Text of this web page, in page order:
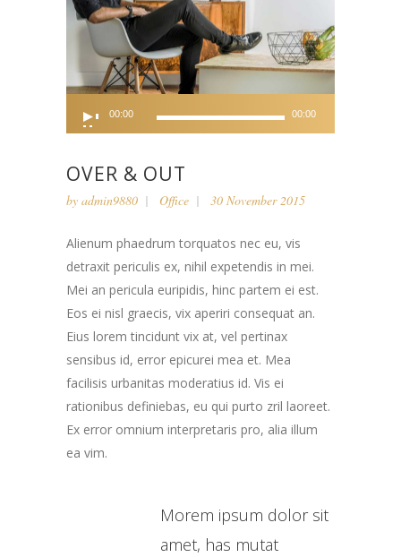
Player
00:00 00:00
OVER & OUT
by admin9880 Office 30 November 2015
Alienum phaedrum torquatos nec eu, vis
detraxit periculis ex, nihil expetendis in mei.
Mei an pericula euripidis, hinc partem ei est.
Eos ei nisl graecis, vix aperiri consequat an.
Eius lorem tincidunt vix at, vel pertinax
sensibus id, error epicurei mea et. Mea
facilisis urbanitas moderatius id. Vis ei
rationibus definiebas, eu qui purto zril laoreet.
Ex error omnium interpretaris pro, alia illum
ea vim.
Morem ipsum dolor sit
amet, has mutat